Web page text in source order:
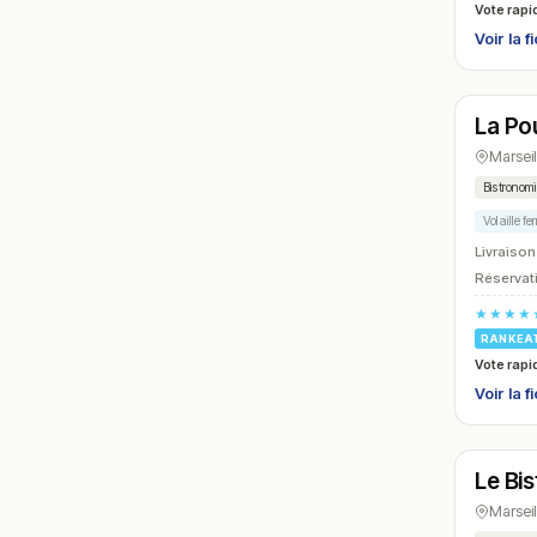
Vote
Voir la
N° 9
Ouvert
La
Volaille
Livraison
Vote
Voir la
N° 12
Fermé
Le